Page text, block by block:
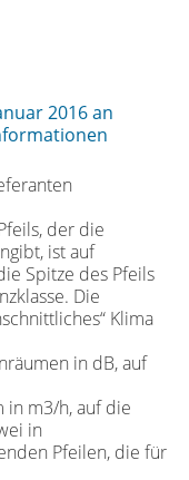
2016 an
der die
ist auf
Spitze des Pfeils
Die
Klima
in dB, auf
in m3/h, auf die
in
Pfeilen, die für